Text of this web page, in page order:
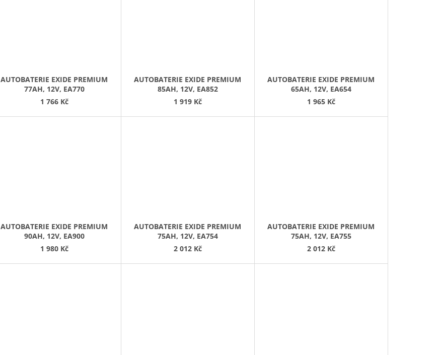
AUTOBATERIE EXIDE PREMIUM
77AH, 12V, EA770
1 766 Kč
AUTOBATERIE EXIDE PREMIUM
85AH, 12V, EA852
1 919 Kč
AUTOBATERIE EXIDE PREMIUM
65AH, 12V, EA654
1 965 Kč
AUTOBATERIE EXIDE PREMIUM
90AH, 12V, EA900
1 980 Kč
AUTOBATERIE EXIDE PREMIUM
75AH, 12V, EA754
2 012 Kč
AUTOBATERIE EXIDE PREMIUM
75AH, 12V, EA755
2 012 Kč